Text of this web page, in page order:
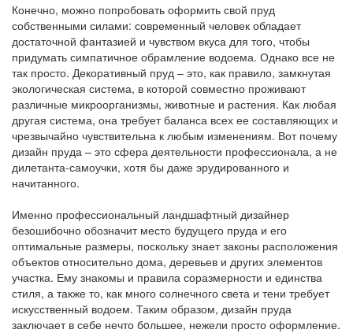
Конечно, можно попробовать оформить свой пруд
собственными силами: современный человек обладает
достаточной фантазией и чувством вкуса для того, чтобы
придумать симпатичное обрамление водоема. Однако все не
так просто. Декоративный пруд – это, как правило, замкнутая
экологическая система, в которой совместно проживают
различные микроорганизмы, животные и растения. Как любая
другая система, она требует баланса всех ее составляющих и
чрезвычайно чувствительна к любым изменениям. Вот почему
дизайн пруда – это сфера деятельности профессионала, а не
дилетанта-самоучки, хотя бы даже эрудированного и
начитанного.
Именно профессиональный ландшафтный дизайнер
безошибочно обозначит место будущего пруда и его
оптимальные размеры, поскольку знает законы расположения
объектов относительно дома, деревьев и других элементов
участка. Ему знакомы и правила соразмерности и единства
стиля, а также то, как много солнечного света и тени требует
искусственный водоем. Таким образом, дизайн пруда
заключает в себе нечто бoльшее, нежели просто оформление.